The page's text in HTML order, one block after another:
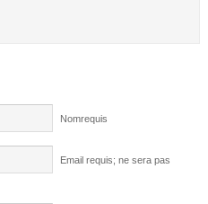
Nomrequis
Email requis; ne sera pas